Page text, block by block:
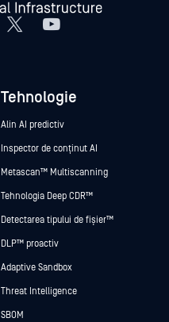
Tehnologie
Alin AI predictiv
Inspector de conținut AI
Metascan™ Multiscanning
Tehnologia Deep CDR™
Detectarea tipului de fișier™
DLP™ proactiv
Adaptive Sandbox
Threat Intelligence
SBOM